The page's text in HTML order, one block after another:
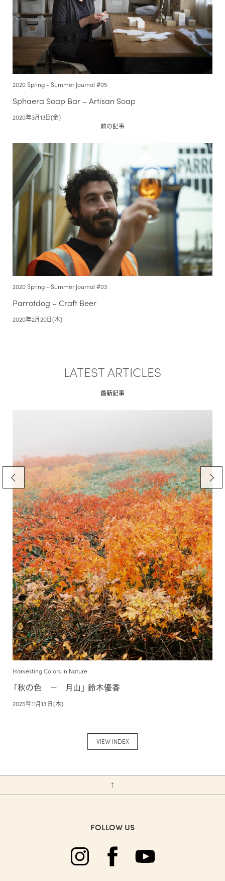
前の記事
2020 Spring - Summer Journal #03
Parrotdog – Craft Beer
2020年2月20日(木)
2020 Spring - Summer Journal #05
Sphaera Soap Bar – Artisan Soap
2020年3月13日(金)
LATEST ARTICLES
最新記事
Harvesting Colors in Nature
「秋の色 − 月山」 鈴木優香
2025年11月13 日(木)
VIEW INDEX
↑
FOLLOW US